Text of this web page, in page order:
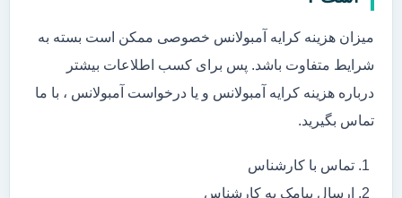
میزان هزینه کرایه آمبولانس خصوصی ممکن است بسته به
شرایط متفاوت باشد. پس برای کسب اطلاعات بیشتر
درباره هزینه کرایه آمبولانس و یا درخواست آمبولانس ، با ما
تماس بگیرید.
تماس با کارشناس
ارسال پیامک به کارشناس